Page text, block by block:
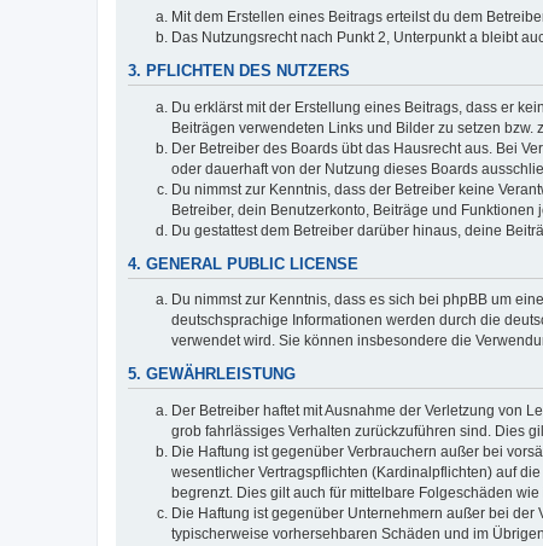
Mit dem Erstellen eines Beitrags erteilst du dem
Das Nutzungsrecht nach Punkt 2, Unterpunkt a bleibt
3. PFLICHTEN DES NUTZERS
Du erklärst mit der Erstellung eines Beitrags, dass er
Beiträgen verwendeten Links und Bilder zu setzen bzw.
Der Betreiber des Boards übt das Hausrecht aus. Bei
oder dauerhaft von der Nutzung dieses Boards
Du nimmst zur Kenntnis, dass der Betreiber keine
Betreiber, dein Benutzerkonto, Beiträge und Funktionen
Du gestattest dem Betreiber darüber hinaus, deine
4. GENERAL PUBLIC LICENSE
Du nimmst zur Kenntnis, dass es sich bei phpBB um
deutschsprachige Informationen werden durch die
verwendet wird. Sie können insbesondere die
5. GEWÄHRLEISTUNG
Der Betreiber haftet mit Ausnahme der Verletzung von
grob fahrlässiges Verhalten zurückzuführen sind. Dies
Die Haftung ist gegenüber Verbrauchern außer bei
wesentlicher Vertragspflichten (Kardinalpflichten) auf
begrenzt. Dies gilt auch für mittelbare Folgeschäden
Die Haftung ist gegenüber Unternehmern außer bei
typischerweise vorhersehbaren Schäden und im